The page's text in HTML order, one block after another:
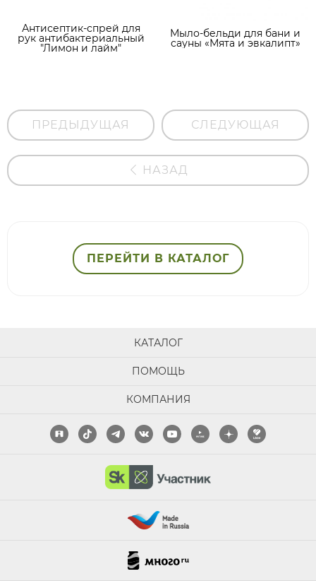
Антисептик-спрей для
рук антибактериальный
"Лимон и лайм"
Мыло-бельди для бани и
сауны «Мята и эвкалипт»
ПРЕДЫДУЩАЯ СЛЕДУЮЩАЯ
НАЗАД
ПЕРЕЙТИ В КАТАЛОГ
КАТАЛОГ
ПОМОЩЬ
КОМПАНИЯ